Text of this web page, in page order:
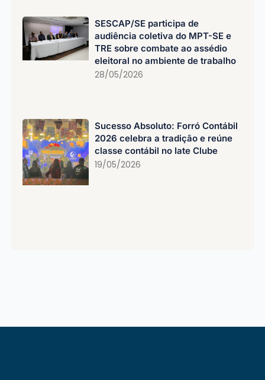
SESCAP/SE participa de
audiência coletiva do MPT-SE e
TRE sobre combate ao assédio
eleitoral no ambiente de trabalho
28/05/2026
Sucesso Absoluto: Forró Contábil
2026 celebra a tradição e reúne
classe contábil no Iate Clube
19/05/2026